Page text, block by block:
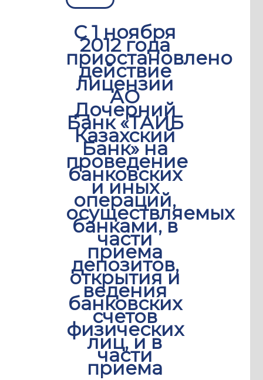
С 1 ноября
2012 года
приостановлено
действие
лицензии
АО
Дочерний
Банк «ТАИБ
Казахский
Банк» на
проведение
банковских
и иных
операций,
осуществляемых
банками, в
части
приема
депозитов,
открытия и
ведения
банковских
счетов
физических
лиц, и в
части
приема